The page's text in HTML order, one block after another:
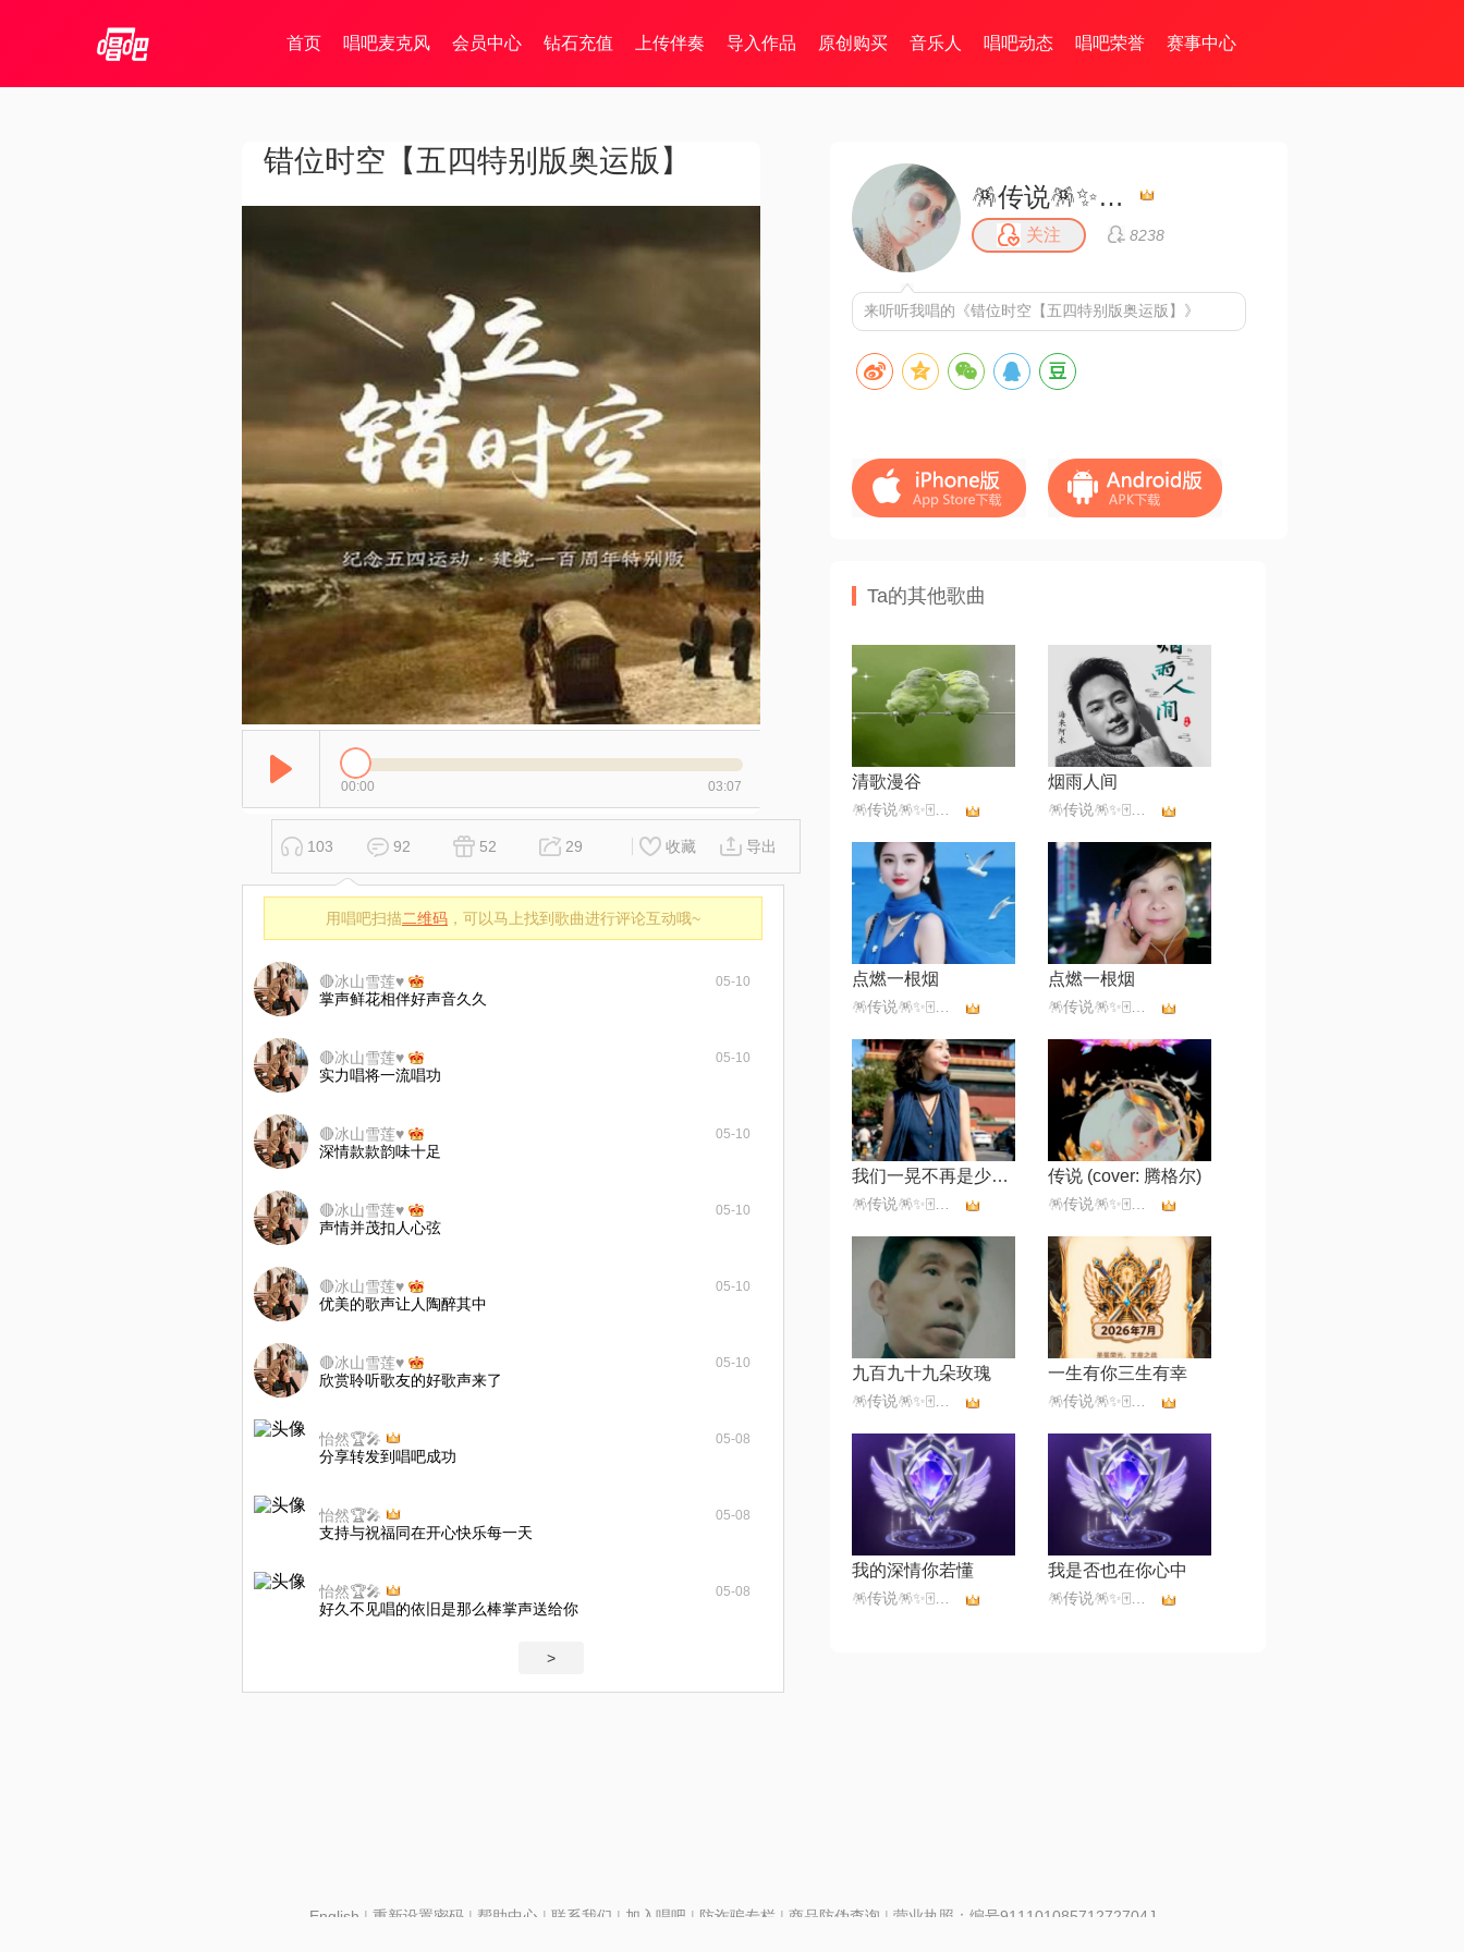
首页 唱吧麦克风 会员中心 钻石充值 上传伴奏 导入作品 原创购买 音乐人 唱吧动态 唱吧荣誉 赛事中心
错位时空【五四特别版奥运版】
00:00 03:07
103 92 52 29 收藏 导出
用唱吧扫描二维码 ，可以马上找到歌曲进行评论互动哦~
🔴冰山雪莲♥ 05-10
掌声鲜花相伴好声音久久
🔴冰山雪莲♥ 05-10
实力唱将一流唱功
🔴冰山雪莲♥ 05-10
深情款款韵味十足
🔴冰山雪莲♥ 05-10
声情并茂扣人心弦
🔴冰山雪莲♥ 05-10
优美的歌声让人陶醉其中
🔴冰山雪莲♥ 05-10
欣赏聆听歌友的好歌声来了
怡然🏆🎤 05-08
分享转发到唱吧成功
怡然🏆🎤 05-08
支持与祝福同在开心快乐每一天
怡然🏆🎤 05-08
好久不见唱的依旧是那么棒掌声送给你
>
🪅传说🪅✨🀄️✨💫古道诗原💫
关注 8238
来听听我唱的《错位时空【五四特别版奥运版】》
Ta的其他歌曲
清歌漫谷 烟雨人间
点燃一根烟 点燃一根烟
我们一晃不再是少年【Live合唱版】 传说 (cover: 腾格尔)
九百九十九朵玫瑰 一生有你三生有幸
我的深情你若懂 我是否也在你心中
English | 重新设置密码| 帮助中心 | 联系我们 | 加入唱吧 | 防诈骗专栏 | 商品防伪查询 | 营业执照：编号91110108571272704J